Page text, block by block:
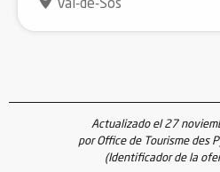
Val-de-Sos
Actualizado el 27
por Office de Tourisme des
(Identificador de la